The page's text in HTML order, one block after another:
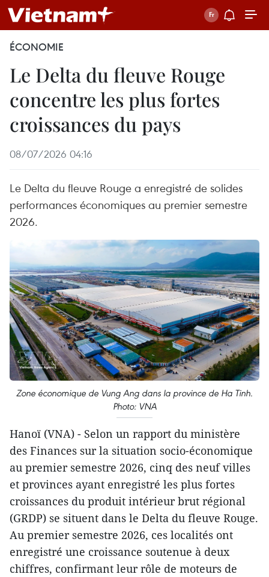
ÉCONOMIE
Le Delta du fleuve Rouge
concentre les plus fortes
croissances du pays
08/07/2026 04:16
Le Delta du fleuve Rouge a enregistré de solides
performances économiques au premier semestre
2026.
Zone économique de Vung Ang dans la province de Ha Tinh.
Photo: VNA
Hanoï (VNA) - Selon un rapport du ministère
des Finances sur la situation socio-économique
au premier semestre 2026, cinq des neuf villes
et provinces ayant enregistré les plus fortes
croissances du produit intérieur brut régional
(GRDP) se situent dans le Delta du fleuve Rouge.
Au premier semestre 2026, ces localités ont
enregistré une croissance soutenue à deux
chiffres, confirmant leur rôle de moteurs de